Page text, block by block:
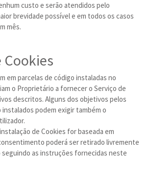
custo e serão atendidos pelo
brevidade possível e em todos os casos
mês.
Cookies
em parcelas de código instaladas no
o Proprietário a fornecer o Serviço de
descritos. Alguns dos objetivos pelos
instalados podem exigir também o
de Cookies for baseada em
poderá ser retirado livremente
seguindo as instruções fornecidas neste